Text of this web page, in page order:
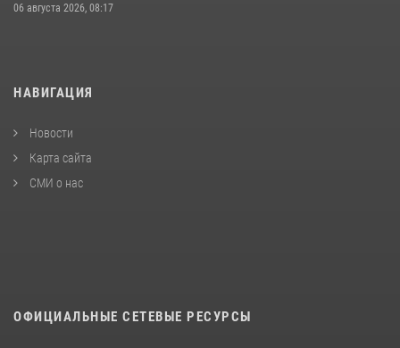
06 августа 2026, 08:17
НАВИГАЦИЯ
Новости
Карта сайта
СМИ о нас
ОФИЦИАЛЬНЫЕ СЕТЕВЫЕ РЕСУРСЫ